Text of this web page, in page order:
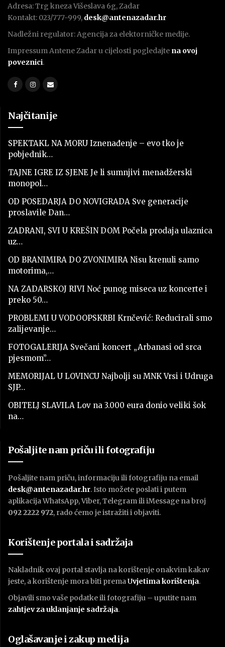
Adresa: Trg kneza Višeslava 6g, Zadar
Kontakt: 023/777-999, desk@antenazadar.hr
Nadležni regulator: Agencija za elektorničke medije.
Impressum Antene Zadar u cijelosti pogledajte na ovoj
poveznici.
Najčitanije
SPEKTAKL NA MORU Iznenađenje – evo tko je
pobjednik…
TAJNE IGRE IZ SJENE Je li sumnjivi menadžerski
monopol…
OD POSEDARJA DO NOVIGRADA Sve generacije
proslavile Dan…
ZADRANI, SVI U KREŠIN DOM Počela prodaja ulaznica
uz…
OD BRANIMIRA DO ZVONIMIRA Nisu krenuli samo
motorima,…
NA ZADARSKOJ RIVI Noć punog miseca uz koncerte i
preko 50…
PROBLEMI U VODOOPSKRBI Krnčević: Reducirali smo
zalijevanje…
FOTOGALERIJA Svečani koncert „Arbanasi od srca
pjesmom”…
MEMORIJAL U LOVINCU Najbolji su MNK Vrsi i Udruga
SJP…
OBITELJ SLAVILA Lov na 3.000 eura donio veliki šok
na…
Pošaljite nam priču ili fotografiju
Pošaljite nam priču, informaciju ili fotografiju na email
desk@antenazadar.hr. Isto možete poslati i putem
aplikacija WhatsApp, Viber, Telegram ili iMessage na broj
092 2222 972, rado ćemo je istražiti i objaviti.
Korištenje portala i sadržaja
Nakladnik ovaj portal stavlja na korištenje onakvim kakav
jeste, a korištenje mora biti premaUvjetima korištenja.
Objavili smo vaše podatke ili fotografiju – uputite nam
zahtjev za uklanjanje sadržaja.
Oglašavanje i zakup medija